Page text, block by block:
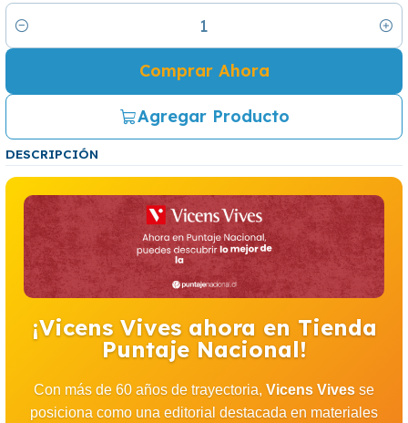
Cantidad
Agregar Producto
Comprar Ahora
DESCRIPCIÓN
¡Vicens Vives ahora en Tienda
Puntaje Nacional!
Con más de 60 años de trayectoria, Vicens Vives se
posiciona como una editorial destacada en materiales